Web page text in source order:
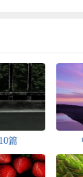
篇